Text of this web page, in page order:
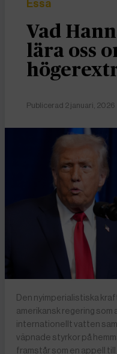
Essä
Vad
lära oss
Publicerad 2 januari, 2026
Den nyimperialistiska
amerikansk regering
internationellt vatten
väpnade styrkor på
framstår som en appell